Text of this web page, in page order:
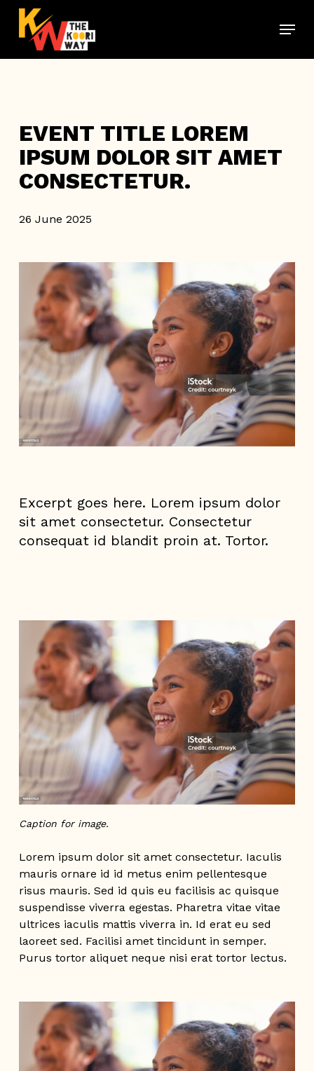
Skip
main
content
Menu
EVENT TITLE LOREM
IPSUM DOLOR SIT AMET
CONSECTETUR.
26 June 2025
Excerpt goes here. Lorem ipsum dolor
sit amet consectetur. Consectetur
consequat id blandit proin at. Tortor.
Caption for image.
Lorem ipsum dolor sit amet consectetur. Iaculis
mauris ornare id id metus enim pellentesque
risus mauris. Sed id quis eu facilisis ac quisque
suspendisse viverra egestas. Pharetra vitae vitae
ultrices iaculis mattis viverra in. Id erat eu sed
laoreet sed. Facilisi amet tincidunt in semper.
Purus tortor aliquet neque nisi erat tortor lectus.